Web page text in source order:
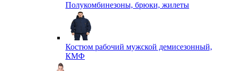
Полукомбинезоны, брюки, жилеты
Костюм рабочий мужской демисезонный,
КМФ